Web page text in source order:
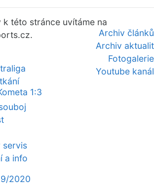
Archiv článků
Archiv aktualit
Fotogalerie
Youtube kanál
1:3
k této stránce uvítáme na
servis
a info
2020